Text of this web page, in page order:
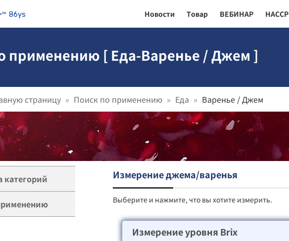
86ys Новости Товар ВЕБИНАР HACCP
применению [ Еда-Варенье / Джем ]
страницу Поиск по применению Еда Варенье / Джем
категорий Измерение джема/варенья
Выберите и нажмите, что вы хотите измерить.
Измерение уровня Brix